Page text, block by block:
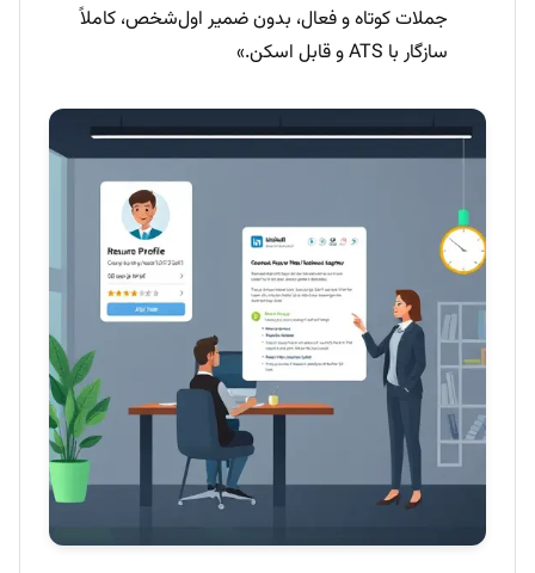
جملات کوتاه و فعال، بدون ضمیر اول‌شخص، کاملاً
سازگار با ATS و قابل اسکن.»